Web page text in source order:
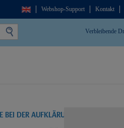
Webshop-Support Kontakt
Verbleibende
DER AUFKLÄRUNG